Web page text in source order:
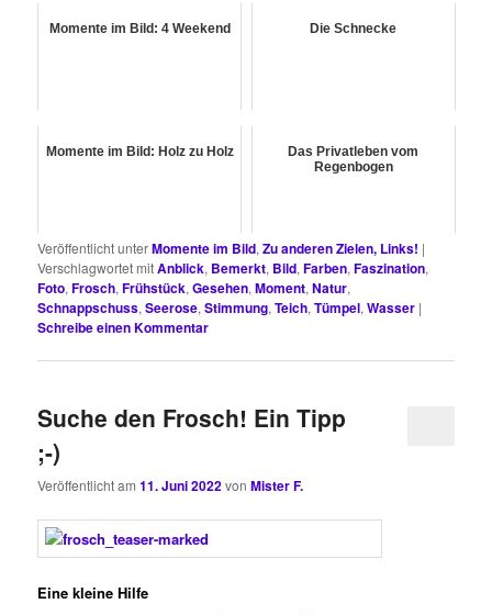
Momente im Bild: 4 Weekend Die Schnecke
Momente im Bild: Holz zu Holz
Das Privatleben vom
Regenbogen
Veröffentlicht unterMomente im Bild,Zu anderen Zielen, Links! |
Verschlagwortet mitAnblick, Bemerkt, Bild,Farben,Faszination,
Foto,Frosch,Frühstück,Gesehen,Moment,Natur,
Schnappschuss,Seerose,Stimmung,Teich,Tümpel,Wasser |
Schreibe einen Kommentar
Suche den Frosch! Ein Tipp
;-)
Veröffentlicht am11. Juni 2022vonMister F.
Eine kleine Hilfe